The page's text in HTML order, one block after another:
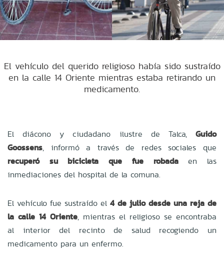
El vehículo del querido religioso había sido sustraído
en la calle 14 Oriente mientras estaba retirando un
medicamento.
El diácono y ciudadano ilustre de Talca, Guido
Goossens, informó a través de redes sociales que
recuperó su bicicleta que fue robadaen las
inmediaciones del hospital de la comuna.
El vehículo fue sustraído el 4 de julio desde una reja de
la calle 14 Oriente, mientras el religioso se encontraba
al interior del recinto de salud recogiendo un
medicamento para un enfermo.